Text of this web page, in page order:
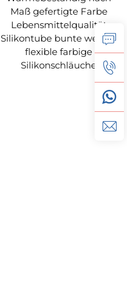
Maß gefertigte Farbe
Lebensmittelqualität
Silikontube bunte weiche
flexible farbige
Silikonschläuche